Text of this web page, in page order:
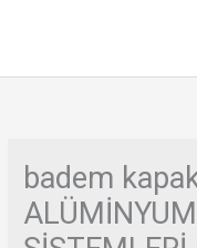
badem